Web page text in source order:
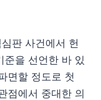
판 사건에서 헌
준을 선언한 바 있
면할 정도로 첫
점에서 중대한 의